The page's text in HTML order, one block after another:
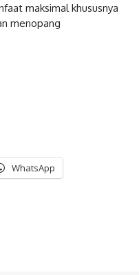
maksimal khususnya
menopang
WhatsApp